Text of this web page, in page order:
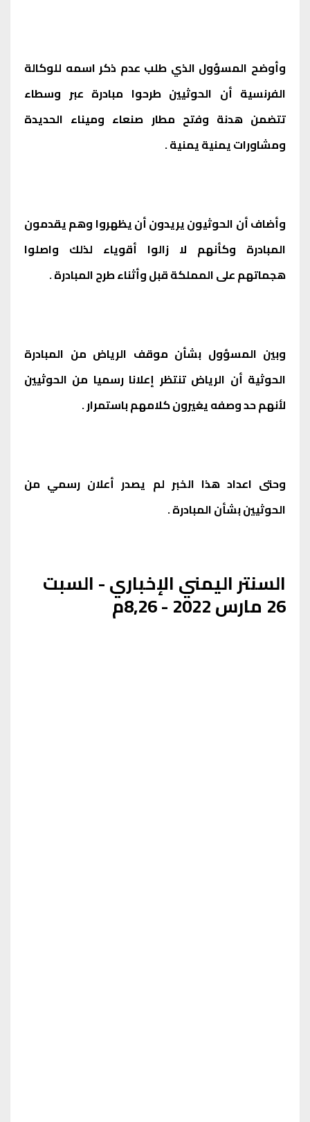
وأوضح المسؤول الذي طلب عدم ذكر اسمه للوكالة
الفرنسية أن الحوثيين طرحوا مبادرة عبر وسطاء
تتضمن هدنة وفتح مطار صنعاء وميناء الحديدة
ومشاورات يمنية يمنية .
وأضاف أن الحوثيون يريدون أن يظهروا وهم يقدمون
المبادرة وكأنهم لا زالوا أقوياء لذلك واصلوا
هجماتهم على المملكة قبل وأثناء طرح المبادرة .
وبين المسؤول بشأن موقف الرياض من المبادرة
الحوثية أن الرياض تنتظر إعلانا رسميا من الحوثيين
لأنهم حد وصفه يغيرون كلامهم باستمرار .
وحتى اعداد هذا الخبر لم يصدر أعلان رسمي من
الحوثيين بشأن المبادرة .
السنتر اليمني الإخباري - السبت
26 مارس 2022 - 8,26م